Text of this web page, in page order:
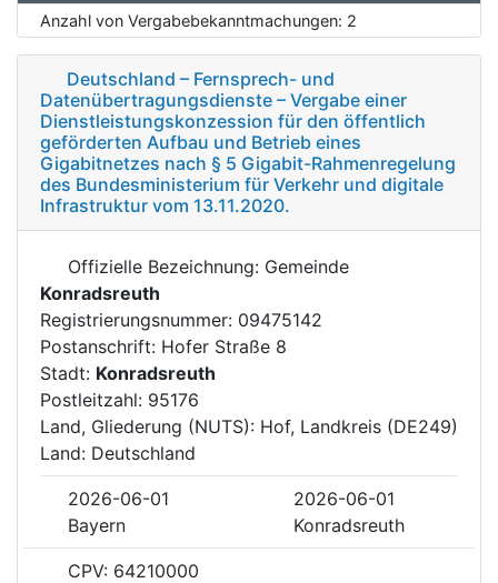
Anzahl von Vergabebekanntmachungen: 2
Deutschland – Fernsprech- und
Datenübertragungsdienste – Vergabe einer
Dienstleistungskonzession für den öffentlich
geförderten Aufbau und Betrieb eines
Gigabitnetzes nach § 5 Gigabit-Rahmenregelung
des Bundesministerium für Verkehr und digitale
Infrastruktur vom 13.11.2020.
Offizielle Bezeichnung: Gemeinde
Konradsreuth
Registrierungsnummer: 09475142
Postanschrift: Hofer Straße 8
Stadt: Konradsreuth
Postleitzahl: 95176
Land, Gliederung (NUTS): Hof, Landkreis (DE249)
Land: Deutschland
2026-06-01
2026-06-01
Bayern
Konradsreuth
CPV: 64210000